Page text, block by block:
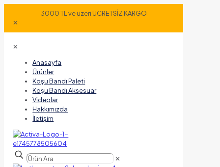
3000 TL ve üzeri ÜCRETSİZ KARGO
✕
✕
Anasayfa
Ürünler
Koşu Bandı Paleti
Koşu Bandı Aksesuar
Videolar
Hakkımızda
İletişim
✕